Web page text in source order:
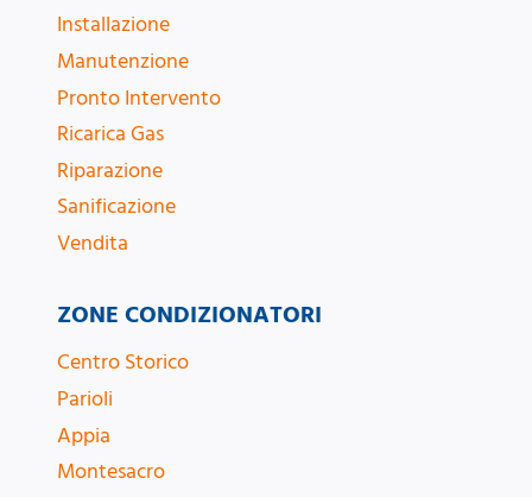
ZONE CONDIZIONATORI
Centro Storico
Parioli
Appia
Montesacro
Installazione
Manutenzione
Pronto Intervento
Ricarica Gas
Riparazione
Sanificazione
Vendita